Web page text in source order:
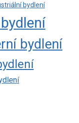
bydlení
bydlení